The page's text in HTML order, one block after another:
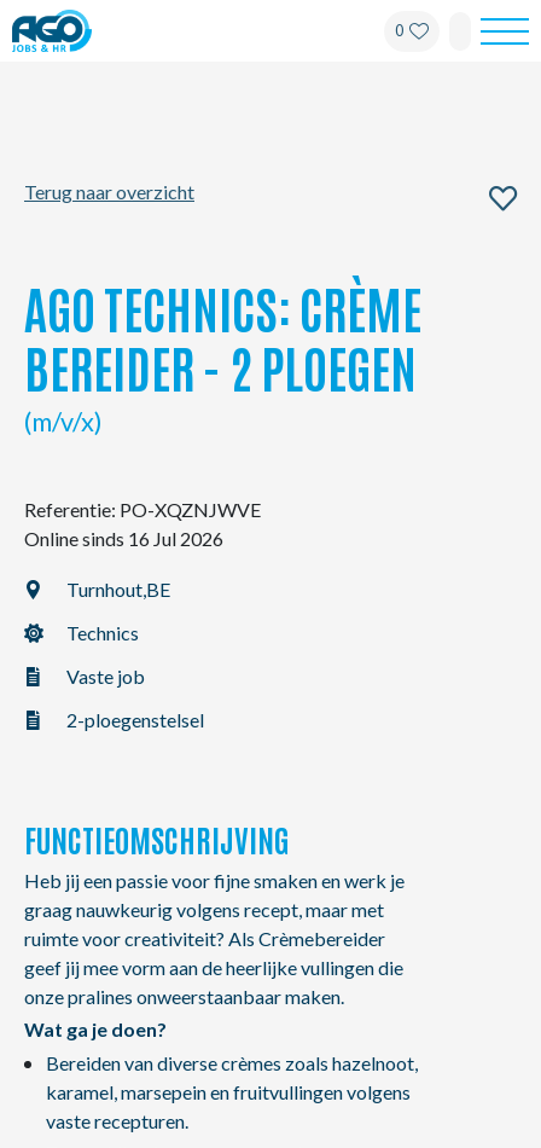
0
Kantoren
My AGO
NL FR EN
Terug naar overzicht
AGO TECHNICS: CRÈME
BEREIDER - 2 PLOEGEN
(m/v/x)
Referentie: PO-XQZNJWVE
Online sinds 16 Jul 2026
Turnhout,BE
Technics
Vaste job
2-ploegenstelsel
FUNCTIEOMSCHRIJVING
Heb jij een passie voor fijne smaken en werk je
graag nauwkeurig volgens recept, maar met
ruimte voor creativiteit? Als Crèmebereider
geef jij mee vorm aan de heerlijke vullingen die
onze pralines onweerstaanbaar maken.
Wat ga je doen?
Bereiden van diverse crèmes zoals hazelnoot,
karamel, marsepein en fruitvullingen volgens
vaste recepturen.